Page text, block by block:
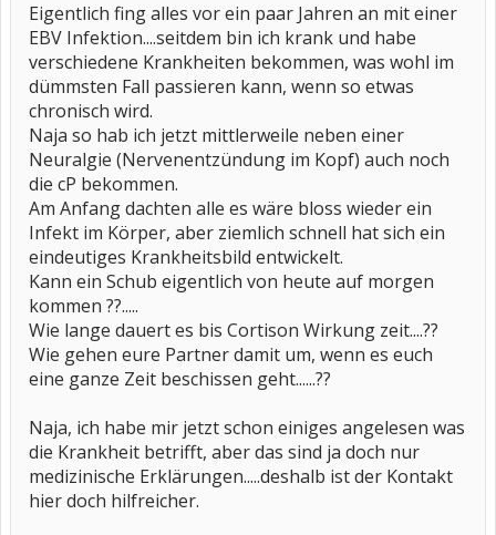
Eigentlich fing alles vor ein paar Jahren an mit einer
EBV Infektion....seitdem bin ich krank und habe
verschiedene Krankheiten bekommen, was wohl im
dümmsten Fall passieren kann, wenn so etwas
chronisch wird.
Naja so hab ich jetzt mittlerweile neben einer
Neuralgie (Nervenentzündung im Kopf) auch noch
die cP bekommen.
Am Anfang dachten alle es wäre bloss wieder ein
Infekt im Körper, aber ziemlich schnell hat sich ein
eindeutiges Krankheitsbild entwickelt.
Kann ein Schub eigentlich von heute auf morgen
kommen ??.....
Wie lange dauert es bis Cortison Wirkung zeit....??
Wie gehen eure Partner damit um, wenn es euch
eine ganze Zeit beschissen geht......??
Naja, ich habe mir jetzt schon einiges angelesen was
die Krankheit betrifft, aber das sind ja doch nur
medizinische Erklärungen.....deshalb ist der Kontakt
hier doch hilfreicher.